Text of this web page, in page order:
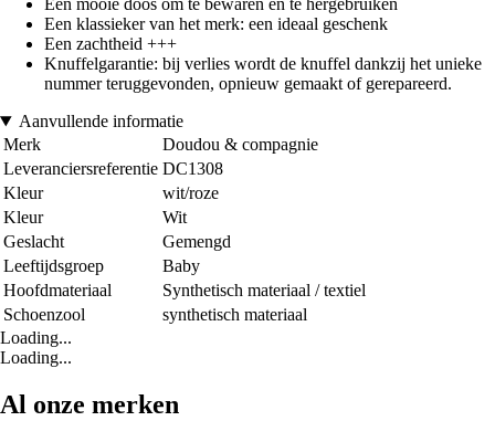
Een mooie doos om te bewaren en te hergebruiken
Een klassieker van het merk: een ideaal geschenk
Een zachtheid +++
Knuffelgarantie: bij verlies wordt de knuffel dankzij het unieke
nummer teruggevonden, opnieuw gemaakt of gerepareerd.
Aanvullende informatie
Merk
Doudou & compagnie
Leveranciersreferentie DC1308
Kleur
wit/roze
Kleur
Wit
Geslacht
Gemengd
Leeftijdsgroep
Baby
Hoofdmateriaal
Synthetisch materiaal / textiel
Schoenzool
synthetisch materiaal
Loading...
Loading...
Al onze merken